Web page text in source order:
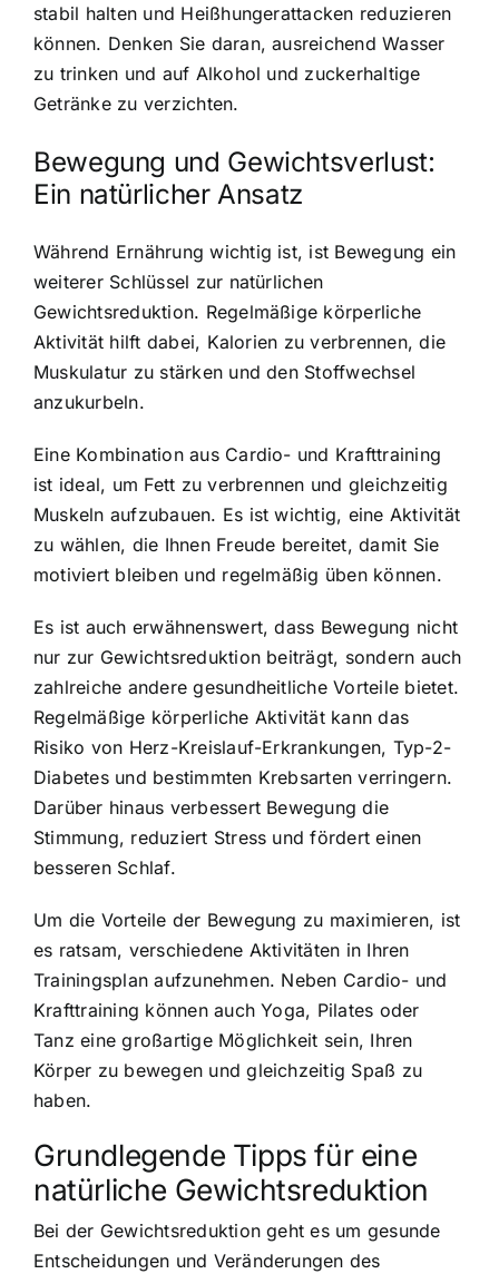
stabil halten und Heißhungerattacken reduzieren
können. Denken Sie daran, ausreichend Wasser
zu trinken und auf Alkohol und zuckerhaltige
Getränke zu verzichten.
Bewegung und Gewichtsverlust:
Ein natürlicher Ansatz
Während Ernährung wichtig ist, ist Bewegung ein
weiterer Schlüssel zur natürlichen
Gewichtsreduktion. Regelmäßige körperliche
Aktivität hilft dabei, Kalorien zu verbrennen, die
Muskulatur zu stärken und den Stoffwechsel
anzukurbeln.
Eine Kombination aus Cardio- und Krafttraining
ist ideal, um Fett zu verbrennen und gleichzeitig
Muskeln aufzubauen. Es ist wichtig, eine Aktivität
zu wählen, die Ihnen Freude bereitet, damit Sie
motiviert bleiben und regelmäßig üben können.
Es ist auch erwähnenswert, dass Bewegung nicht
nur zur Gewichtsreduktion beiträgt, sondern auch
zahlreiche andere gesundheitliche Vorteile bietet.
Regelmäßige körperliche Aktivität kann das
Risiko von Herz-Kreislauf-Erkrankungen, Typ-2-
Diabetes und bestimmten Krebsarten verringern.
Darüber hinaus verbessert Bewegung die
Stimmung, reduziert Stress und fördert einen
besseren Schlaf.
Um die Vorteile der Bewegung zu maximieren, ist
es ratsam, verschiedene Aktivitäten in Ihren
Trainingsplan aufzunehmen. Neben Cardio- und
Krafttraining können auch Yoga, Pilates oder
Tanz eine großartige Möglichkeit sein, Ihren
Körper zu bewegen und gleichzeitig Spaß zu
haben.
Grundlegende Tipps für eine
natürliche Gewichtsreduktion
Bei der Gewichtsreduktion geht es um gesunde
Entscheidungen und Veränderungen des